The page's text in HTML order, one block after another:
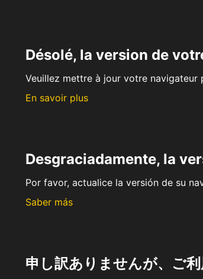
Désolé, la version de
Veuillez mettre à jour votre
En savoir plus
Desgraciadamente, la
Por favor, actualice la versión de su
Saber más
申し訳ありませんが、ご